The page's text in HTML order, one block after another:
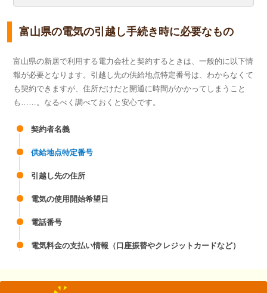
富山県の電気の引越し手続き時に必要なもの
富山県の新居で利用する電力会社と契約するときは、一般的に以下情
報が必要となります。引越し先の供給地点特定番号は、わからなくて
も契約できますが、住所だけだと開通に時間がかかってしまうこと
も……。なるべく調べておくと安心です。
契約者名義
供給地点特定番号
引越し先の住所
電気の使用開始希望日
電話番号
電気料金の支払い情報（口座振替やクレジットカードなど）